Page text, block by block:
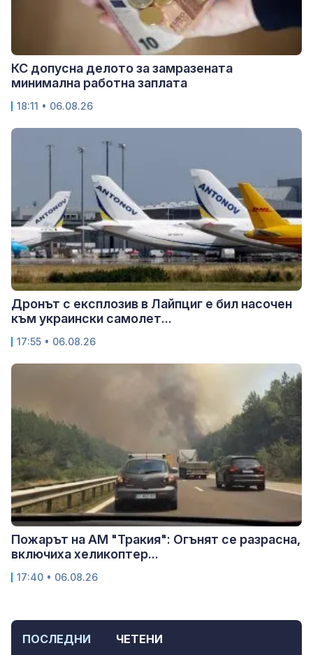
ПОСЛЕДНИ ЧЕТЕНИ
КС допусна делото за замразената
минимална работна заплата
18:11 • 06.08.26
Дронът с експлозив в Лайпциг е бил насочен
към украински самолет...
17:55 • 06.08.26
Пожарът на АМ "Тракия": Огънят се разрасна,
включиха хеликоптер...
17:40 • 06.08.26